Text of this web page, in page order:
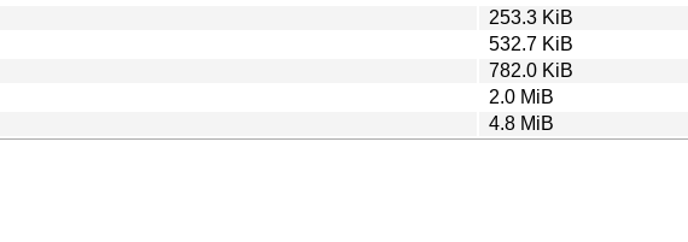
253.3 KiB
532.7 KiB
782.0 KiB
2.0 MiB
4.8 MiB